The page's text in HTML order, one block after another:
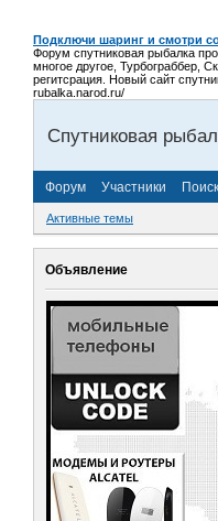
Подключи шаринг и смотри
Форум спутниковая рыбалка
многое другое, Турбограббер,
регитсрация. Новый сайт
rubalka.narod.ru/
Спутниковая
Форум Участники Поиск
Активные темы
Объявление